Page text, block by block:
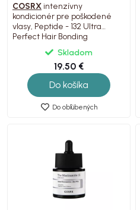
COSRXintenzívny
kondicionér pre poškodené
vlasy, Peptide - 132 Ultra
Perfect Hair Bonding
Treatment, 120ml
Skladom
19.50 €
Do košíka
Do obľúbených